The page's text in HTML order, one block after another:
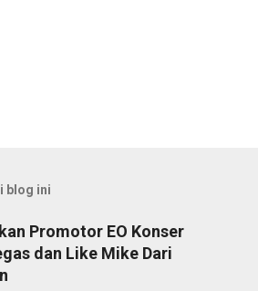
blog ini
Promotor EO Konser
dan Like Mike Dari